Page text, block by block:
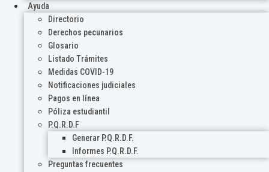
Ayuda
Directorio
Derechos pecunarios
Glosario
Listado Trámites
Medidas COVID-19
Notificaciones judiciales
Pagos en línea
Póliza estudiantil
P.Q.R.D.F
Generar P.Q.R.D.F.
Informes P.Q.R.D.F.
Preguntas frecuentes